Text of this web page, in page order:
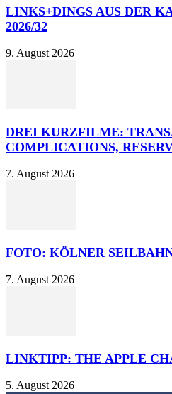
LINKS+DINGS AUS DER
2026/32
9. August 2026
DREI KURZFILME:
COMPLICATIONS,
7. August 2026
FOTO: KÖLNER
7. August 2026
LINKTIPP: THE APPLE
5. August 2026